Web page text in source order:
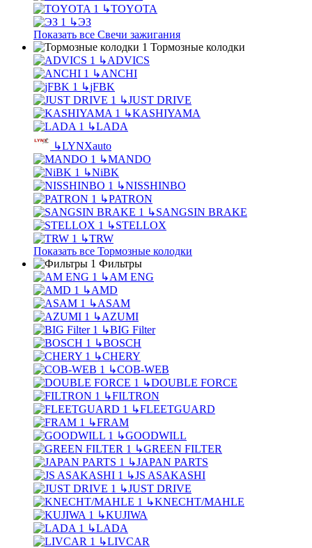
↳TOYOTA
↳ЭЗ
Показать все Свечи зажигания
Тормозные колодки
↳ADVICS
↳ANCHI
↳jFBK
↳JUST DRIVE
↳KASHIYAMA
↳LADA
↳LYNXauto
↳MANDO
↳NiBK
↳NISSHINBO
↳PATRON
↳SANGSIN BRAKE
↳STELLOX
↳TRW
Показать все Тормозные колодки
Фильтры
↳AM ENG
↳AMD
↳ASAM
↳AZUMI
↳BIG Filter
↳BOSCH
↳CHERY
↳COB-WEB
↳DOUBLE FORCE
↳FILTRON
↳FLEETGUARD
↳FRAM
↳GOODWILL
↳GREEN FILTER
↳JAPAN PARTS
↳JS ASAKASHI
↳JUST DRIVE
↳KNECHT/MAHLE
↳KUJIWA
↳LADA
↳LIVCAR